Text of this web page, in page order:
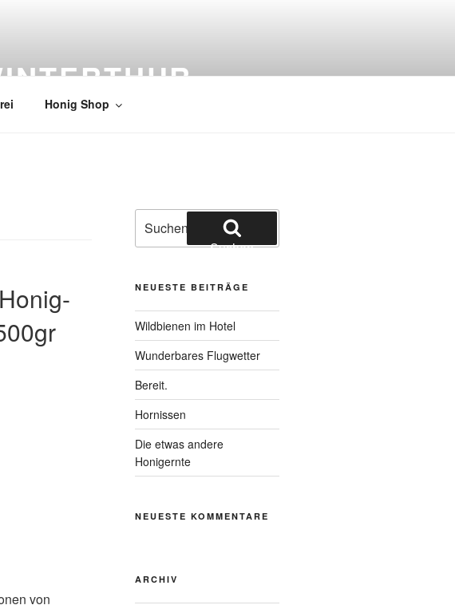
Honig Shop
von
nach:
Suchen
NEUESTE BEITRÄGE
Wildbienen im Hotel
Wunderbares Flugwetter
Bereit.
Hornissen
Die etwas andere
Honigernte
NEUESTE KOMMENTARE
ARCHIV